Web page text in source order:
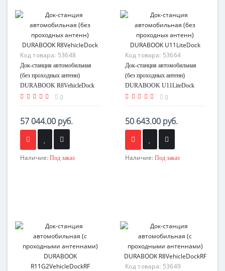
Код товара: 53648
Док-станция автомобильная
(без проходных антенн)
DURABOOK R8VehicleDock
0
57 044.00 руб.
Наличие: Под заказ
Код товара: 53664
Док-станция автомобильная
(без проходных антенн)
DURABOOK U11LiteDock
0
50 643.00 руб.
Наличие: Под заказ
Код товара: 53649